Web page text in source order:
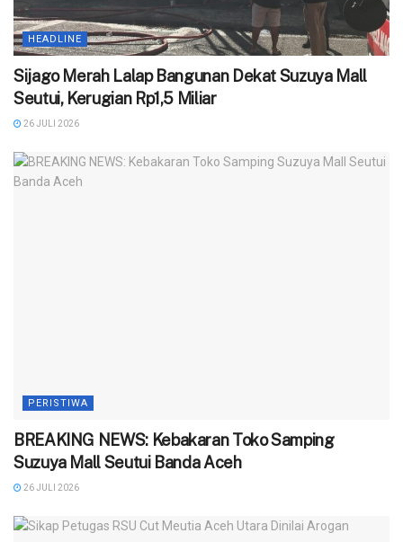
HEADLINE
Sijago Merah Lalap Bangunan Dekat Suzuya Mall
Seutui, Kerugian Rp1,5 Miliar
26 JULI 2026
PERISTIWA
BREAKING NEWS: Kebakaran Toko Samping
Suzuya Mall Seutui Banda Aceh
26 JULI 2026